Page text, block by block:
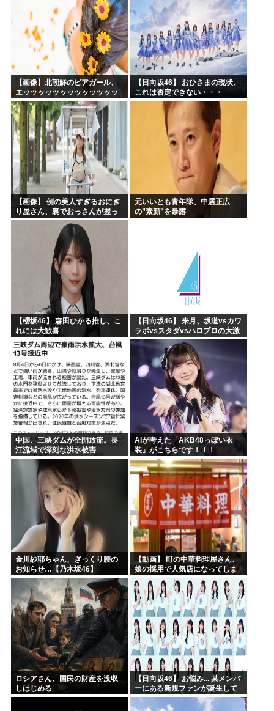
【画像】北朝鮮のビアガール、
エッッッッッッッッッッッッッ
ッッッッ！
【日向坂46】 おひさまの現状、
これは否定できない・・・
【画像】 例の美人すぎるおにぎ
り屋さん、裏でおっさんが握っ
ていたｗｗｗｗｗｗｗｗｗｗｗ
元いいとも青年隊、中居正広
の”素顔”を暴露
【櫻坂46】 森田ひかる推し、こ
れには大歓喜
【日向坂46】 来月、坂道vsカワ
ラボvsスタダvsハロプロの大激
戦
中国、三峡ダムが全開放流。長
江流域で深刻な洪水被害
AIが考えた「AKB48っぽい衣
装」がこちらです！！！
金川紗耶ちゃん、ぎっくり腰の
お知らせ…【乃木坂46】
【動画】 町の中華料理屋さん、
娘の採用で人気店になってしま
う
ロシアさん、国民の財産を没収
しはじめる
【日向坂46】 お悩み... 某メンバ
ーにある新規ファンが誕生して
いた